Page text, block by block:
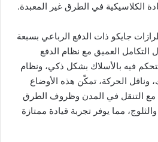
الكلاسيكية في الطرق غير المعبدة.
جايكو ذات الدفع الرباعي بسبعة
التكامل العميق مع نظام الدفع
فيه بالأسلاك بشكل ذكي، ونظام
وناقل الحركة، تمكّن هذه الأوضاع
مع التنقل في المدن وظروف الطرق
مما يوفر تجربة قيادة ممتازة